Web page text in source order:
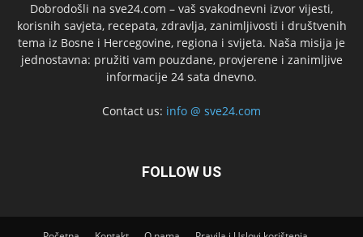
Dobrodošli na sve24.com – vaš svakodnevni izvor vijesti,
korisnih savjeta, recepata, zdravlja, zanimljivosti i društvenih
tema iz Bosne i Hercegovine, regiona i svijeta. Naša misija je
jednostavna: pružiti vam pouzdane, provjerene i zanimljive
informacije 24 sata dnevno.
Contact us: info @ sve24.com
FOLLOW US